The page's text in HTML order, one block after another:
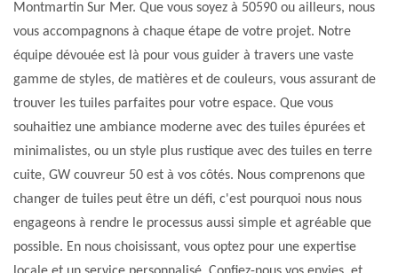
Montmartin Sur Mer. Que vous soyez à 50590 ou ailleurs, nous
vous accompagnons à chaque étape de votre projet. Notre
équipe dévouée est là pour vous guider à travers une vaste
gamme de styles, de matières et de couleurs, vous assurant de
trouver les tuiles parfaites pour votre espace. Que vous
souhaitiez une ambiance moderne avec des tuiles épurées et
minimalistes, ou un style plus rustique avec des tuiles en terre
cuite, GW couvreur 50 est à vos côtés. Nous comprenons que
changer de tuiles peut être un défi, c'est pourquoi nous nous
engageons à rendre le processus aussi simple et agréable que
possible. En nous choisissant, vous optez pour une expertise